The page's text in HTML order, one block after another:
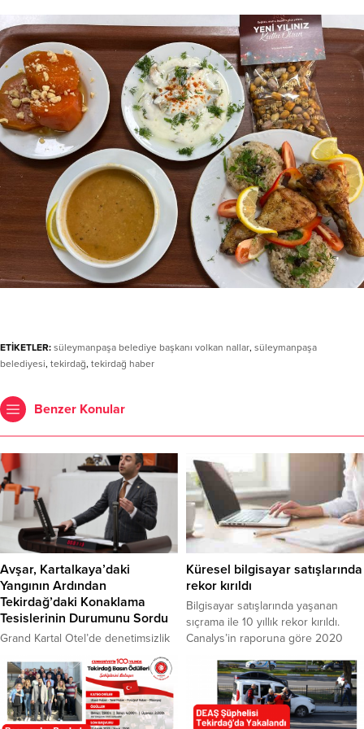
ETİKETLER: süleymanpaşa belediye başkanı volkan nallar, süleymanpaşa
belediyesi, tekirdağ, tekirdağ haber
Benzer Konular
Avşar, Kartalkaya’daki
Yangının Ardından
Tekirdağ’daki Konaklama
Tesislerinin Durumunu Sordu
Grand Kartal Otel’de denetimsizlik
ve ihmal yüzünden göz göre göre
yaşanan faciaya dikkat çeken DEVA
Partili Avşar; “Tekirdağ’daki turizm
ve konaklama tesislerinde gerekli
denetimler yapılıyor mu?” DEVA
Küresel bilgisayar satışlarında
rekor kırıldı
Bilgisayar satışlarında yaşanan
sıçrama ile 10 yıllık rekor kırıldı.
Canalys’in raporuna göre 2020
bilgisayar satışları, bir önceki yılın
aynı dönemine kıyasla %13 artarak
79,2 milyon adet olarak gerçekleşti.
Bu sayı, 2010 yılından itibaren